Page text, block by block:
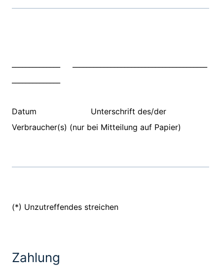
Datum Unterschrift des/der
Verbraucher(s) (nur bei Mitteilung auf Papier)
(*) Unzutreffendes streichen
Zahlung